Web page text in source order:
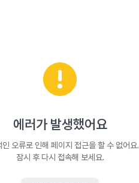
에러가 발생했어요
인 오류로 인해 페이지 접근을 할 수 없어요.
잠시 후 다시 접속해 보세요.